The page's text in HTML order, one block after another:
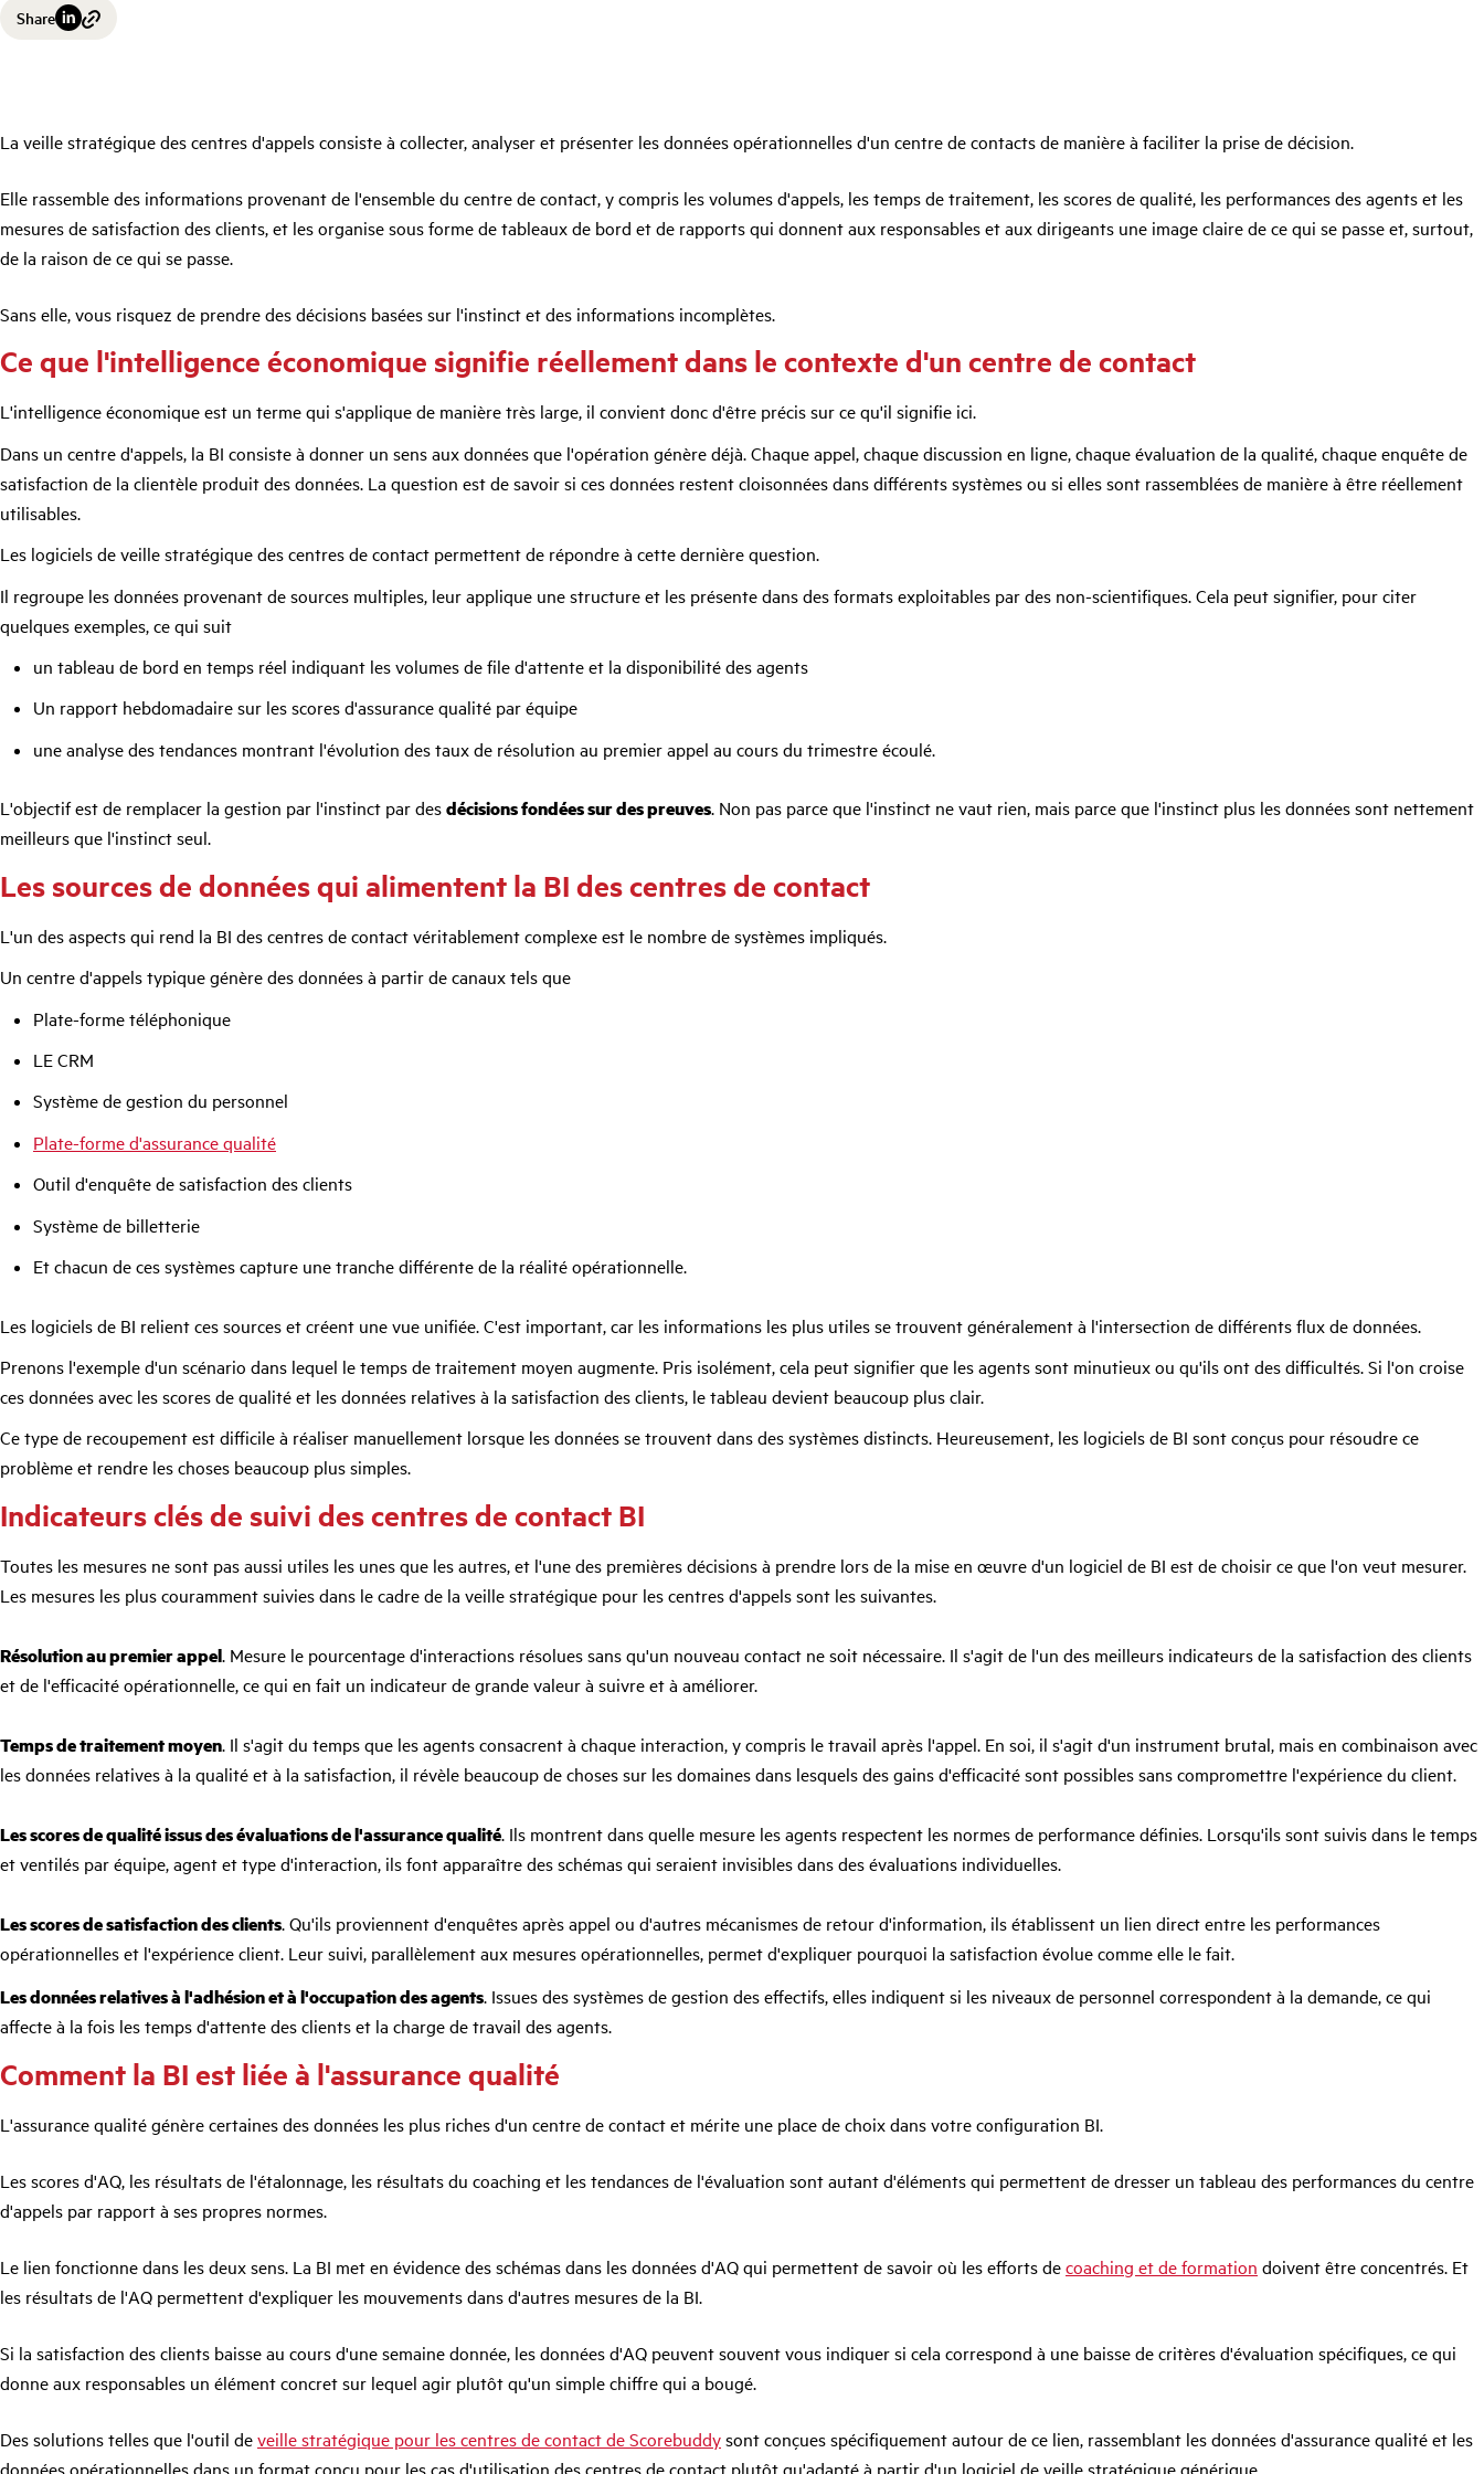
Share
La veille stratégique des centres d'appels consiste à collecter, analyser et présenter les données opérationnelles d'un centre de contacts de manière à faciliter la prise de décision.
Elle rassemble des informations provenant de l'ensemble du centre de contact, y compris les volumes d'appels, les temps de traitement, les scores de qualité, les performances des agents et les
mesures de satisfaction des clients, et les organise sous forme de tableaux de bord et de rapports qui donnent aux responsables et aux dirigeants une image claire de ce qui se passe et, surtout,
de la raison de ce qui se passe.
Sans elle, vous risquez de prendre des décisions basées sur l'instinct et des informations incomplètes.
Ce que l'intelligence économique signifie réellement dans le contexte d'un centre de contact
L'intelligence économique est un terme qui s'applique de manière très large, il convient donc d'être précis sur ce qu'il signifie ici.
Dans un centre d'appels, la BI consiste à donner un sens aux données que l'opération génère déjà. Chaque appel, chaque discussion en ligne, chaque évaluation de la qualité, chaque enquête de
satisfaction de la clientèle produit des données. La question est de savoir si ces données restent cloisonnées dans différents systèmes ou si elles sont rassemblées de manière à être réellement
utilisables.
Les logiciels de veille stratégique des centres de contact permettent de répondre à cette dernière question.
Il regroupe les données provenant de sources multiples, leur applique une structure et les présente dans des formats exploitables par des non-scientifiques. Cela peut signifier, pour citer
quelques exemples, ce qui suit
un tableau de bord en temps réel indiquant les volumes de file d'attente et la disponibilité des agents
Un rapport hebdomadaire sur les scores d'assurance qualité par équipe
une analyse des tendances montrant l'évolution des taux de résolution au premier appel au cours du trimestre écoulé.
L'objectif est de remplacer la gestion par l'instinct par desdécisions fondées sur des preuves. Non pas parce que l'instinct ne vaut rien, mais parce que l'instinct plus les données sont nettement
meilleurs que l'instinct seul.
Les sources de données qui alimentent la BI des centres de contact
L'un des aspects qui rend la BI des centres de contact véritablement complexe est le nombre de systèmes impliqués.
Un centre d'appels typique génère des données à partir de canaux tels que
Plate-forme téléphonique
LE CRM
Système de gestion du personnel
Plate-forme d'assurance qualité
Outil d'enquête de satisfaction des clients
Système de billetterie
Et chacun de ces systèmes capture une tranche différente de la réalité opérationnelle.
Les logiciels de BI relient ces sources et créent une vue unifiée. C'est important, car les informations les plus utiles se trouvent généralement à l'intersection de différents flux de données.
Prenons l'exemple d'un scénario dans lequel le temps de traitement moyen augmente. Pris isolément, cela peut signifier que les agents sont minutieux ou qu'ils ont des difficultés. Si l'on croise
ces données avec les scores de qualité et les données relatives à la satisfaction des clients, le tableau devient beaucoup plus clair.
Ce type de recoupement est difficile à réaliser manuellement lorsque les données se trouvent dans des systèmes distincts. Heureusement, les logiciels de BI sont conçus pour résoudre ce
problème et rendre les choses beaucoup plus simples.
Indicateurs clés de suivi des centres de contact BI
Toutes les mesures ne sont pas aussi utiles les unes que les autres, et l'une des premières décisions à prendre lors de la mise en œuvre d'un logiciel de BI est de choisir ce que l'on veut mesurer.
Les mesures les plus couramment suivies dans le cadre de la veille stratégique pour les centres d'appels sont les suivantes.
Résolution au premier appel. Mesure le pourcentage d'interactions résolues sans qu'un nouveau contact ne soit nécessaire. Il s'agit de l'un des meilleurs indicateurs de la satisfaction des clients
et de l'efficacité opérationnelle, ce qui en fait un indicateur de grande valeur à suivre et à améliorer.
Temps de traitement moyen. Il s'agit du temps que les agents consacrent à chaque interaction, y compris le travail après l'appel. En soi, il s'agit d'un instrument brutal, mais en combinaison avec
les données relatives à la qualité et à la satisfaction, il révèle beaucoup de choses sur les domaines dans lesquels des gains d'efficacité sont possibles sans compromettre l'expérience du client.
Les scores de qualité issus des évaluations de l'assurance qualité. Ils montrent dans quelle mesure les agents respectent les normes de performance définies. Lorsqu'ils sont suivis dans le temps
et ventilés par équipe, agent et type d'interaction, ils font apparaître des schémas qui seraient invisibles dans des évaluations individuelles.
Les scores de satisfaction des clients. Qu'ils proviennent d'enquêtes après appel ou d'autres mécanismes de retour d'information, ils établissent un lien direct entre les performances
opérationnelles et l'expérience client. Leur suivi, parallèlement aux mesures opérationnelles, permet d'expliquer pourquoi la satisfaction évolue comme elle le fait.
Les données relatives à l'adhésion et à l'occupation des agents. Issues des systèmes de gestion des effectifs, elles indiquent si les niveaux de personnel correspondent à la demande, ce qui
affecte à la fois les temps d'attente des clients et la charge de travail des agents.
Comment la BI est liée à l'assurance qualité
L'assurance qualité génère certaines des données les plus riches d'un centre de contact et mérite une place de choix dans votre configuration BI.
Les scores d'AQ, les résultats de l'étalonnage, les résultats du coaching et les tendances de l'évaluation sont autant d'éléments qui permettent de dresser un tableau des performances du centre
d'appels par rapport à ses propres normes.
Le lien fonctionne dans les deux sens. La BI met en évidence des schémas dans les données d'AQ qui permettent de savoir où les efforts decoaching et de formation doivent être concentrés. Et
les résultats de l'AQ permettent d'expliquer les mouvements dans d'autres mesures de la BI.
Si la satisfaction des clients baisse au cours d'une semaine donnée, les données d'AQ peuvent souvent vous indiquer si cela correspond à une baisse de critères d'évaluation spécifiques, ce qui
donne aux responsables un élément concret sur lequel agir plutôt qu'un simple chiffre qui a bougé.
Des solutions telles que l'outil deveille stratégique pour les centres de contact de Scorebuddysont conçues spécifiquement autour de ce lien, rassemblant les données d'assurance qualité et les